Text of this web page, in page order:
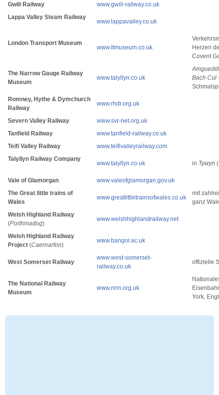
Gwili Railway
www.gwili-railway.co.uk
Lappa Valley Steam Railway
www.lappavalley.co.uk
London Transport Museum
www.ltmuseum.co.uk
Herzen
Covent
The Narrow Gauge Railway
Museum
www.talyllyn.co.uk
Bach Cul
Romney, Hythe & Dymchurch
Railway
www.rhdr.org.uk
Severn Valley Railway
www.svr-net.org.uk
Tanfield Railway
www.tanfield-railway.co.uk
Teifi Valley Railway
www.teifivalleyrailway.com
Talyllyn Railway Company
www.talyllyn.co.uk in Tywyn
Vale of Glamorgan
www.valeofglamorgan.gov.uk
The Great little trains of
Wales
www.greatlittletrainsofwales.co.uk
mit
ganz
Welsh Highland Railway
(Porthmadog)
www.welshhighlandrailway.net
Welsh Highland Railway
Project (Caernarfon)
www.bangor.ac.uk
West Somerset Railway
www.west-somerset-
railway.co.uk
offizielle
The National Railway
Museum
www.nrm.org.uk
York,